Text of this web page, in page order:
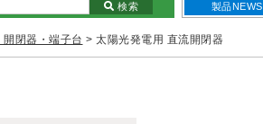
検索 製品NEWS
開閉器・端子台 > 太陽光発電用 直流開閉器